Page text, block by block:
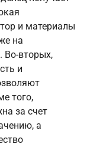
и материалы
на
Во-вторых,
и
того,
за счет
а